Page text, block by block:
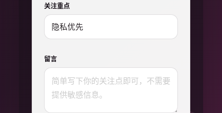
关注重点
留言